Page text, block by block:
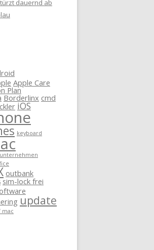
dauernd ab
Apple Care
Plan
Borderlinx cmd
iOS
keyboard
outbank
sim-lock frei
update
mac